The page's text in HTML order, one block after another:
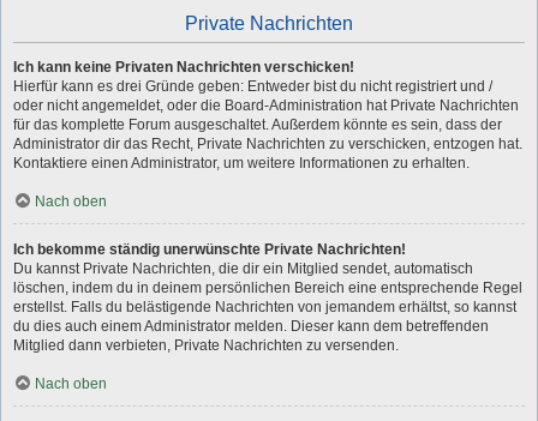
Private Nachrichten
Ich kann keine Privaten Nachrichten verschicken!
Hierfür kann es drei Gründe geben: Entweder bist du nicht registriert und /
oder nicht angemeldet, oder die Board-Administration hat Private Nachrichten
für das komplette Forum ausgeschaltet. Außerdem könnte es sein, dass der
Administrator dir das Recht, Private Nachrichten zu verschicken, entzogen hat.
Kontaktiere einen Administrator, um weitere Informationen zu erhalten.
Nach oben
Ich bekomme ständig unerwünschte Private Nachrichten!
Du kannst Private Nachrichten, die dir ein Mitglied sendet, automatisch
löschen, indem du in deinem persönlichen Bereich eine entsprechende Regel
erstellst. Falls du belästigende Nachrichten von jemandem erhältst, so kannst
du dies auch einem Administrator melden. Dieser kann dem betreffenden
Mitglied dann verbieten, Private Nachrichten zu versenden.
Nach oben